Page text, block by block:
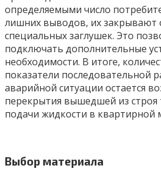
определяемыми число
лишних выводов, их
специальных заглушек. Это
подключать дополнительные
необходимости. В итоге,
показатели последовательной
аварийной ситуации остается
перекрытия вышедшей из строя
подачи жидкости в квартирной
Выбор материала